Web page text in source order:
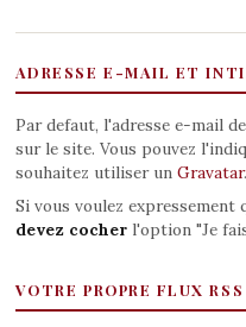
ADRESSE E-MAIL ET
Par defaut, l'adresse e-mail
sur le site. Vous pouvez
souhaitez utiliser un Gravatar.
Si vous voulez expressement
devez cocherl'option "Je
VOTRE PROPRE FLUX RSS